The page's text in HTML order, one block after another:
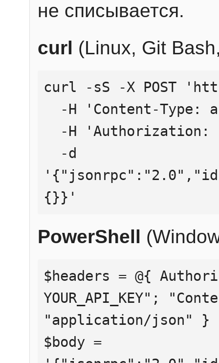
не списывается.
curl (Linux, Git
curl -sS -X POST
{}}'
PowerShell
$headers = @{
YOUR_API_KEY";
"application/json" }
$body =